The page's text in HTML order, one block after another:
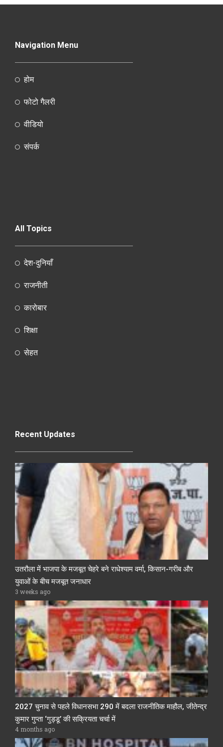
Navigation Menu
होम
फोटो गैलरी
वीडियो
संपर्क
All Topics
देश-दुनियाँ
राजनीती
कारोबार
शिक्षा
सेहत
Recent Updates
उतरौला में भाजपा के मजबूत चेहरे बने राधेश्याम वर्मा, किसान-गरीब और
युवाओं के बीच मजबूत जनाधार
3 weeks ago
2027 चुनाव से पहले विधानसभा 290 में बदला राजनीतिक माहौल, जीतेन्द्र
कुमार गुप्ता ‘गुड्डू’ की सक्रियता चर्चा में
4 months ago